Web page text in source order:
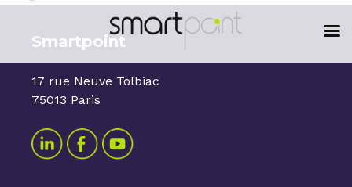
content
Smartpoint
17 rue Neuve Tolbiac
75013 Paris